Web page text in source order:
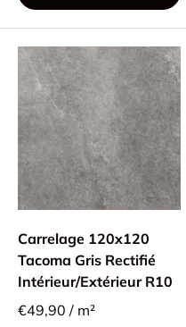
Carrelage 120x120
Tacoma Gris Rectifié
Intérieur/Extérieur R10
€49,90 / m²